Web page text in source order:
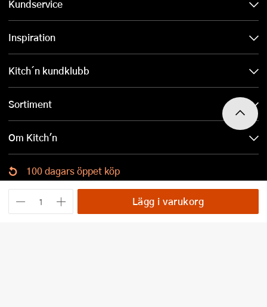
Lägg i varukorg
Kundservice
Inspiration
Kitch´n kundklubb
Sortiment
Om Kitch'n
100 dagars öppet köp
Ladda ned Kitch´n-appen